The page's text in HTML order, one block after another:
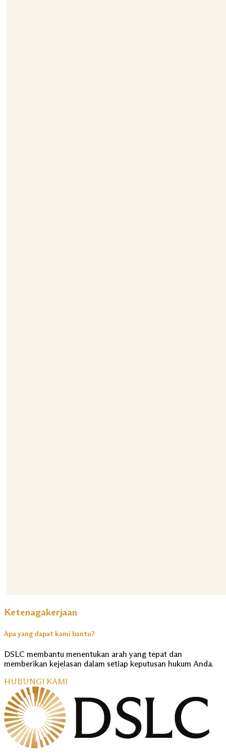
Ketenagakerjaan
Apa yang dapat kami bantu?
DSLC membantu menentukan arah yang tepat dan
memberikan kejelasan dalam setiap keputusan hukum Anda.
HUBUNGI KAMI